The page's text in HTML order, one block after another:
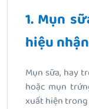
1. Mụn
hiệu
Mụn sữa, hay
hoặc mụn
xuất hiện trong